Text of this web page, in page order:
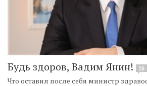
Будь здоров, Вадим Янин! 16
Что оставил после себя министр